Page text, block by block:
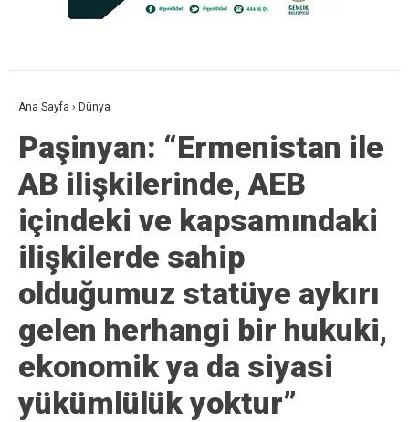
Ana Sayfa › Dünya
Paşinyan: “Ermenistan ile
AB ilişkilerinde, AEB
içindeki ve kapsamındaki
ilişkilerde sahip
olduğumuz statüye aykırı
gelen herhangi bir hukuki,
ekonomik ya da siyasi
yükümlülük yoktur”